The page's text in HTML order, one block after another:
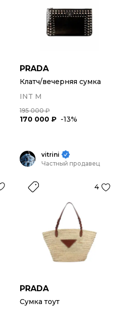
PRADA
Клатч/вечерняя сумка
INT M
195 000 ₽
170 000 ₽ -13%
vitrini
Частный продавец
4
PRADA
Сумка тоут